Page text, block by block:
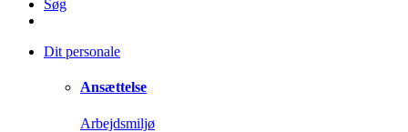
Søg
Dit personale
Ansættelse
Arbejdsmiljø